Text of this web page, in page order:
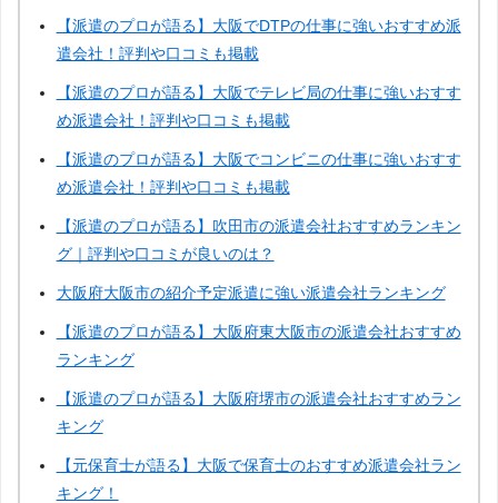
【派遣のプロが語る】大阪でDTPの仕事に強いおすすめ派
遣会社！評判や口コミも掲載
【派遣のプロが語る】大阪でテレビ局の仕事に強いおすす
め派遣会社！評判や口コミも掲載
【派遣のプロが語る】大阪でコンビニの仕事に強いおすす
め派遣会社！評判や口コミも掲載
【派遣のプロが語る】吹田市の派遣会社おすすめランキン
グ｜評判や口コミが良いのは？
大阪府大阪市の紹介予定派遣に強い派遣会社ランキング
【派遣のプロが語る】大阪府東大阪市の派遣会社おすすめ
ランキング
【派遣のプロが語る】大阪府堺市の派遣会社おすすめラン
キング
【元保育士が語る】大阪で保育士のおすすめ派遣会社ラン
キング！